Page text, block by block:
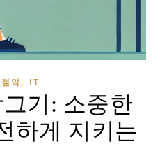
약, IT
기: 소중한
하게 지키는